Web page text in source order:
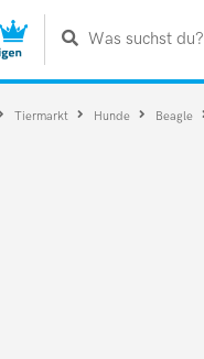
Was suchst du?
Tiermarkt Hunde Beagle